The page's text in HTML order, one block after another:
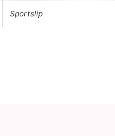
Sportslip